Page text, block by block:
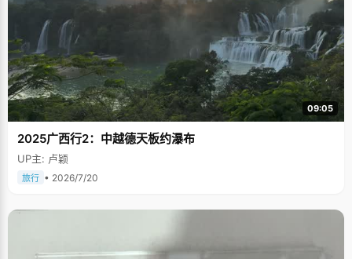
09:05
2025广西行2：中越德天板约瀑布
UP主: 卢颖
旅行 • 2026/7/20